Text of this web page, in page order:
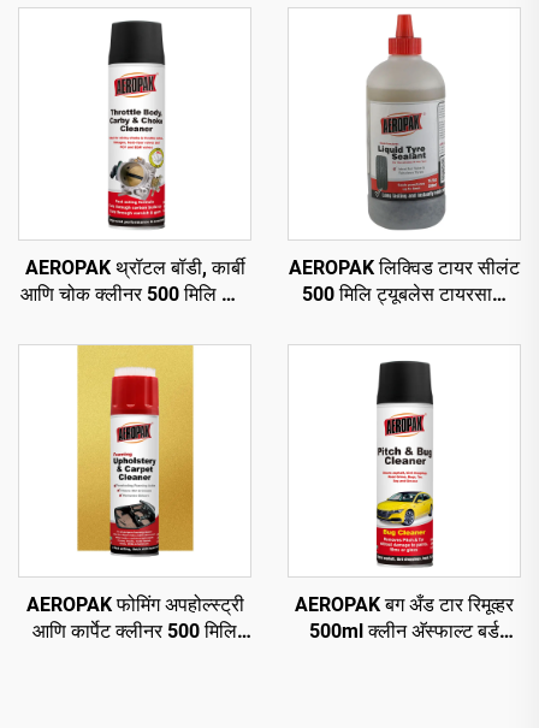
AEROPAK थ्रॉटल बॉडी, कार्बी
आणि चोक क्लीनर 500 मिलि कार
AEROPAK लिक्विड टायर सीलंट
500 मिलि ट्यूबलेस टायरसाठी
आहे
AEROPAK फोमिंग अपहोल्स्ट्री
आणि कार्पेट क्लीनर 500 मिलि
AEROPAK बग अँड टार रिमूव्हर
500ml क्लीन अ‍ॅस्फाल्ट बर्ड